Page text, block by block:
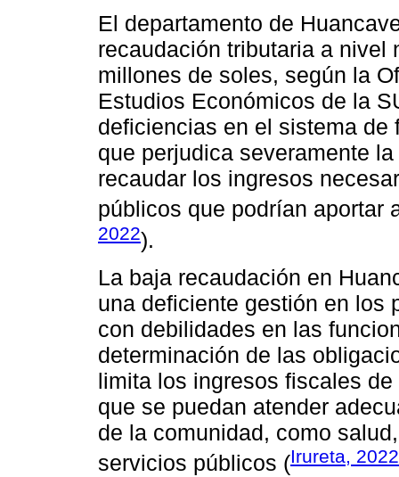
El departamento de
recaudación tributaria a nivel
millones de soles, según la
Estudios Económicos de la
deficiencias en el sistema
que perjudica severamente
recaudar los ingresos
públicos que podrían aportar
2022).
La baja recaudación en
una deficiente gestión en los
con debilidades en las
determinación de las
limita los ingresos fiscales
que se puedan atender
de la comunidad, como
servicios públicos (Irureta, 2022